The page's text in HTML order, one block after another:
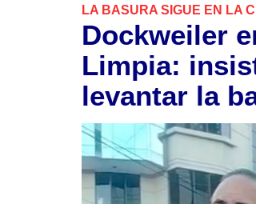
LA BASURA SIGUE EN LA
Dockweiler
Limpia:
levantar la